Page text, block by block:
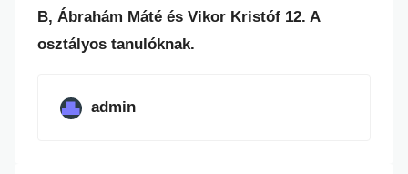
B, Ábrahám Máté és Vikor Kristóf 12. A
osztályos tanulóknak.
admin